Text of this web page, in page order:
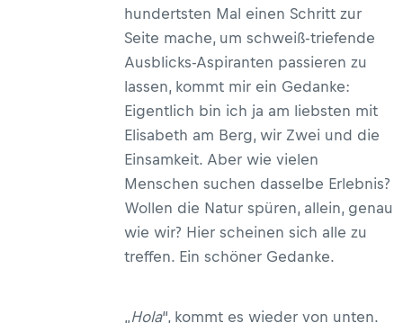
hundertsten Mal einen Schritt zur
Seite mache, um schweiß-triefende
Ausblicks-Aspiranten passieren zu
lassen, kommt mir ein Gedanke:
Eigentlich bin ich ja am liebsten mit
Elisabeth am Berg, wir Zwei und die
Einsamkeit. Aber wie vielen
Menschen suchen dasselbe Erlebnis?
Wollen die Natur spüren, allein, genau
wie wir? Hier scheinen sich alle zu
treffen. Ein schöner Gedanke.
„Hola“, kommt es wieder von unten.